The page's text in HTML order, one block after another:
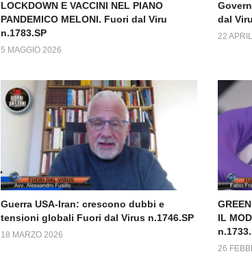
LOCKDOWN E VACCINI NEL PIANO
PANDEMICO MELONI. Fuori dal Viru
n.1783.SP
5 MAGGIO 2026
dal
22
Guerra USA-Iran: crescono dubbi e
tensioni globali Fuori dal Virus n.1746.SP
18 MARZO 2026
IL
26